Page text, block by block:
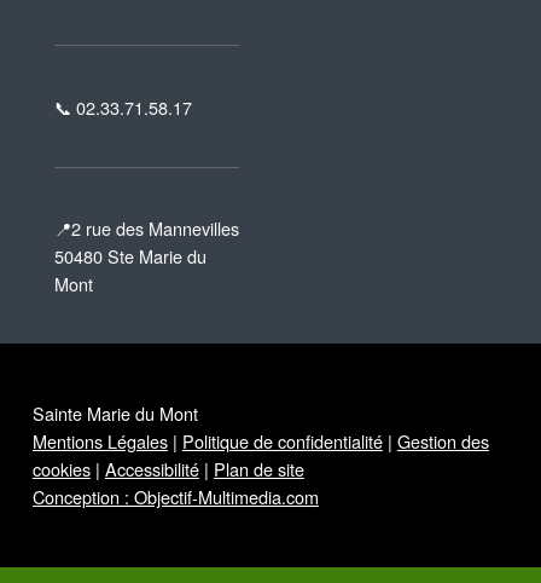
📞 02.33.71.58.17
📍2 rue des Mannevilles
50480 Ste Marie du
Mont
Sainte Marie du Mont
Mentions Légales| Politique de confidentialité| Gestion des
cookies| Accessibilité| Plan de site
Conception : Objectif-Multimedia.com